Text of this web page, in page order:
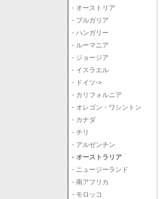
- オーストリア
- ブルガリア
- ハンガリー
- ルーマニア
- ジョージア
- イスラエル
- ドイツ->
- カリフォルニア
- オレゴン・ワシントン
- カナダ
- チリ
- アルゼンチン
- オーストラリア
- ニュージーランド
- 南アフリカ
- モロッコ